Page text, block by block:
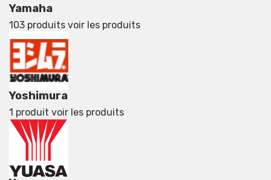
Yamaha
103 produits voir les produits
Yoshimura
1 produit voir les produits